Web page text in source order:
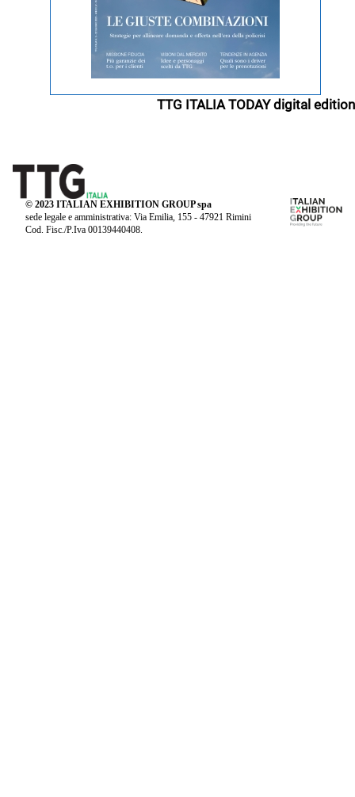
TTG ITALIA TODAY digital edition
© 2023 ITALIAN EXHIBITION GROUP spa
sede legale e amministrativa: Via Emilia, 155 - 47921 Rimini
Cod. Fisc./P.Iva 00139440408.